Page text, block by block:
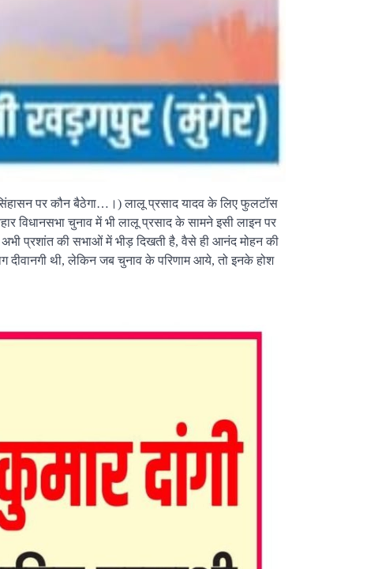
पर कौन बैठेगा…।) लालू प्रसाद यादव के लिए फुलटॉस
विधानसभा चुनाव में भी लालू प्रसाद के सामने इसी लाइन पर
अभी प्रशांत की सभाओं में भीड़ दिखती है, वैसे ही आनंद मोहन की
थी, लेकिन जब चुनाव के परिणाम आये, तो इनके होश